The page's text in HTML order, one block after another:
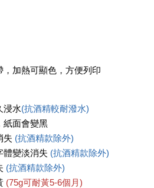
加熱可顯色，方便列印
浸水(抗酒精較耐潑水)
紙面會變黑
失 (抗酒精款除外)
變淡消失 (抗酒精款除外)
(抗酒精款除外)
(75g可耐黃5-6個月)